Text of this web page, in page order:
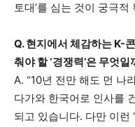
토대’를 심는 것이 궁극적
Q. 현지에서 체감하는 K-
춰야 할 ‘경쟁력’은 무엇일
A. “10년 전만 해도 먼 나
다가와 한국어로 인사를
되고 있습니다. 다만 이런